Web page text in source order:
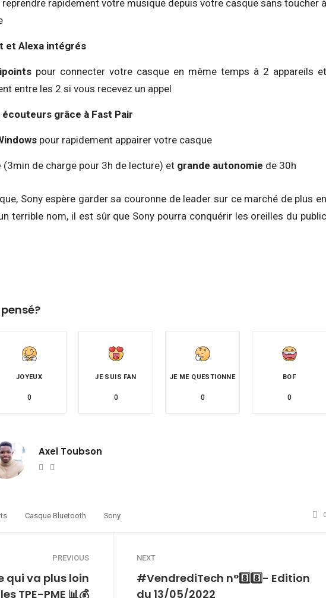
reprendre rapidement votre musique depuis votre casque sans toucher à
et Alexa intégrés
pour connecter votre casque en même temps à 2 appareils et
entre les 2 si vous recevez un appel
grâce à Fast Pair
pour rapidement appairer votre casque
(3min de charge pour 3h de lecture) et grande autonomie de 30h
Sony espère garder sa couronne de leader sur ce marché de plus en
terrible nom, il est sûr que Sony pourra conquérir les oreilles du public
JOYEUX
0
JE SUIS FAN
0
JE ME QUESTIONNE
0
BOF
0
Axel Toubson
Website
Casque Bluetooth Sony 0
PREVIOUS
qui va plus loin
TPE-PME 📊💰
NEXT
#VendrediTech n°8️⃣8️⃣- Edition
du 13/05/2022